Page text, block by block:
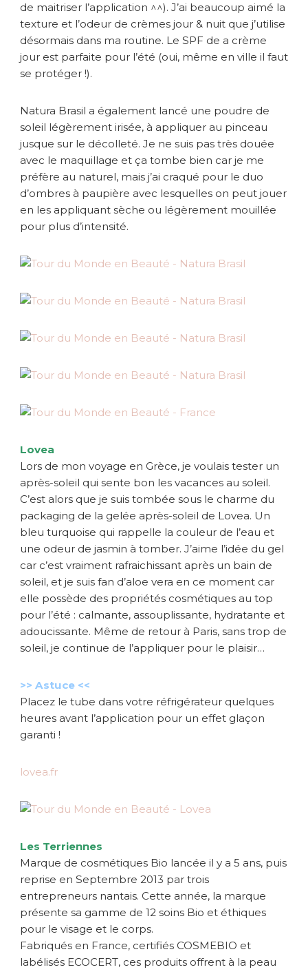
de maitriser l’application ^^). J’ai beaucoup aimé la
texture et l’odeur de crèmes jour & nuit que j’utilise
désormais dans ma routine. Le SPF de a crème
jour est parfaite pour l’été (oui, même en ville il faut
se protéger !).
Natura Brasil a également lancé une poudre de
soleil légèrement irisée, à appliquer au pinceau
jusque sur le décolleté. Je ne suis pas très douée
avec le maquillage et ça tombe bien car je me
préfère au naturel, mais j’ai craqué pour le duo
d’ombres à paupière avec lesquelles on peut jouer
en les appliquant sèche ou légèrement mouillée
pour plus d’intensité.
Lovea
Lors de mon voyage en Grèce, je voulais tester un
après-soleil qui sente bon les vacances au soleil.
C’est alors que je suis tombée sous le charme du
packaging de la gelée après-soleil de Lovea. Un
bleu turquoise qui rappelle la couleur de l’eau et
une odeur de jasmin à tomber. J’aime l’idée du gel
car c’est vraiment rafraichissant après un bain de
soleil, et je suis fan d’aloe vera en ce moment car
elle possède des propriétés cosmétiques au top
pour l’été : calmante, assouplissante, hydratante et
adoucissante. Même de retour à Paris, sans trop de
soleil, je continue de l’appliquer pour le plaisir…
>> Astuce <<
Placez le tube dans votre réfrigérateur quelques
heures avant l’application pour un effet glaçon
garanti !
lovea.fr
Les Terriennes
Marque de cosmétiques Bio lancée il y a 5 ans, puis
reprise en Septembre 2013 par trois
entrepreneurs nantais. Cette année, la marque
présente sa gamme de 12 soins Bio et éthiques
pour le visage et le corps.
Fabriqués en France, certifiés COSMEBIO et
labélisés ECOCERT, ces produits offrent à la peau